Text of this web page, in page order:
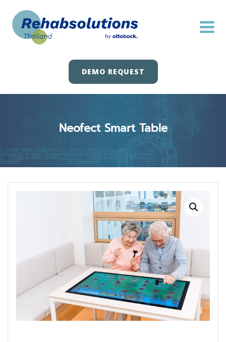
content
DEMO REQUEST
Neofect Smart Table